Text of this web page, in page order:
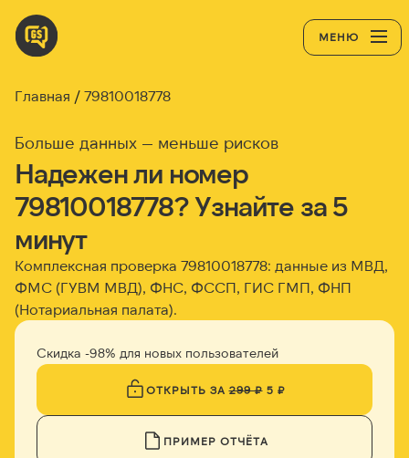
МЕНЮ
Главная 79810018778
Больше данных — меньше рисков
Надежен ли номер
79810018778? Узнайте за 5
минут
Комплексная проверка 79810018778: данные из МВД,
ФМС (ГУВМ МВД), ФНС, ФССП, ГИС ГМП, ФНП
(Нотариальная палата).
Скидка -98% для новых пользователей
ОТКРЫТЬ ЗА299 ₽5 ₽
ПРИМЕР ОТЧЁТА